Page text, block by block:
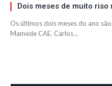
Dois meses de muito riso
Os últimos dois meses do ano
Mamede CAE. Carlos…